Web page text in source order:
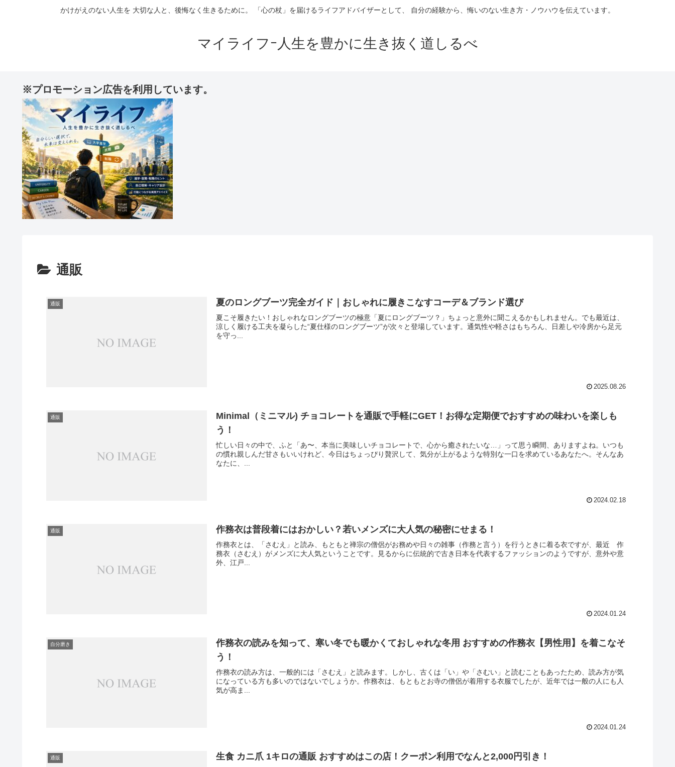
かけがえのない人生を 大切な人と、後悔なく生きるために。 「心の杖」を届けるライフアドバイザーとして、 自分の経験から、悔いのない生き方・ノウハウを伝えています。
マイライフｰ人生を豊かに生き抜く道しるべ
※プロモーション広告を利用しています。
通販
通販 夏のロングブーツ完全ガイド｜おしゃれに履きこなすコーデ＆ブランド選び
夏こそ履きたい！おしゃれなロングブーツの極意「夏にロングブーツ？」ちょっと意外に聞こえるかもしれません。でも最近は、
涼しく履ける工夫を凝らした“夏仕様のロングブーツ”が次々と登場しています。通気性や軽さはもちろん、日差しや冷房から足元
を守っ...
2025.08.26
通販
Minimal（ミニマル) チョコレートを通販で手軽にGET！お得な定期便でおすすめの味わいを楽しも
う！
忙しい日々の中で、ふと「あ〜、本当に美味しいチョコレートで、心から癒されたいな…」って思う瞬間、ありますよね。いつも
の慣れ親しんだ甘さもいいけれど、今日はちょっぴり贅沢して、気分が上がるような特別な一口を求めているあなたへ。そんなあ
なたに、...
2024.02.18
通販 作務衣は普段着にはおかしい？若いメンズに大人気の秘密にせまる！
作務衣とは、「さむえ」と読み、もともと禅宗の僧侶がお務めや日々の雑事（作務と言う）を行うときに着る衣ですが、最近 作
務衣（さむえ）がメンズに大人気ということです。見るからに伝統的で古き日本を代表するファッションのようですが、意外や意
外、江戸...
2024.01.24
自分磨き
作務衣の読みを知って、寒い冬でも暖かくておしゃれな冬用 おすすめの作務衣【男性用】を着こなそ
う！
作務衣の読み方は、一般的には「さむえ」と読みます。しかし、古くは「い」や「さむい」と読むこともあったため、読み方が気
になっている方も多いのではないでしょうか。作務衣は、もともとお寺の僧侶が着用する衣服でしたが、近年では一般の人にも人
気が高ま...
2024.01.24
通販 生食 カニ爪 1キロの通販 おすすめはこの店！クーポン利用でなんと2,000円引き！